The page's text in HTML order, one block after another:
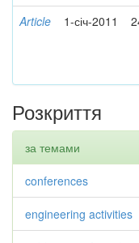
Article 1-січ-2011
Розкриття
за темами
conferences
engineering activities